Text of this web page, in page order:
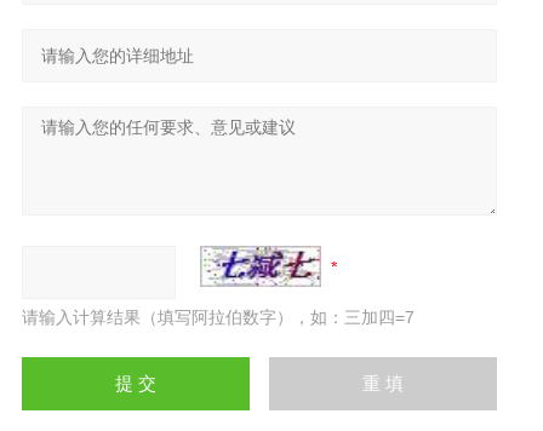
请输入计算结果（填写阿拉伯数字），如：三加四=7